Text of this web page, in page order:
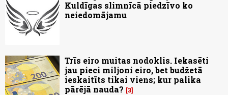
Kuldīgas slimnīcā piedzīvo ko
neiedomājamu
Trīs eiro muitas nodoklis. Iekasēti
jau pieci miljoni eiro, bet budžetā
ieskaitīts tikai viens; kur palika
pārējā nauda? 3